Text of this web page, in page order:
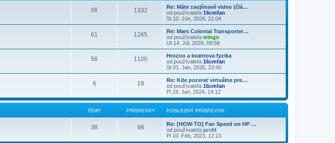
56 1332
Re: Máte zaujímavé video (člá…
od používateľa 16cmfan
St 10. Jún, 2026, 21:04
61 1265
Re: Mars Colonial Transporter…
od používateľa wingo
Ut 14. Júl, 2026, 09:58
56 1100
Hrozno a kvantova fyzika
od používateľa 16cmfan
St 01. Jan, 2025, 23:40
6 19
Re: Kde pozerať virtuálne pre…
od používateľa 16cmfan
Pi 19. Jan, 2024, 14:12
TÉMY PRÍSPEVKY POSLEDNÝ PRÍSPEVOK
38 98
Re: [HOW-TO] Fan Speed on HP …
od používateľa jaroM
Pi 10. Feb, 2023, 12:13